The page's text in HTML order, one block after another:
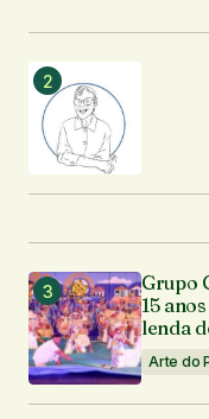
Grupo
15
lenda
Arte do